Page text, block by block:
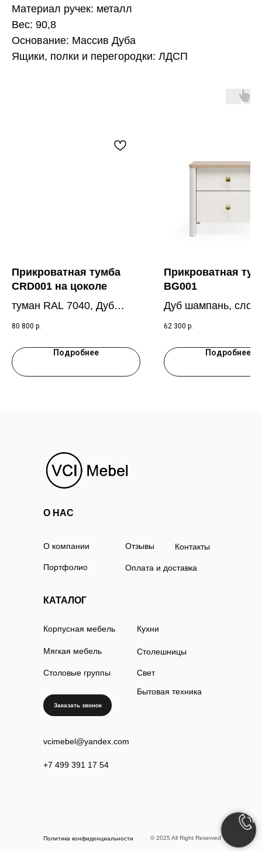
Материал ручек: металл
Вес: 90,8
Основание: Массив Дуба
Ящики, полки и перегородки: ЛДСП
Прикроватная тумба
CRD001 на цоколе
туман RAL 7040, Дуб
осветлённый
80 800 р.
Подробнее
Прикроватная
BG001
Дуб шампань,
кость RAL 9001
62 300 р.
Подробнее
О компании
О НАС
КАТАЛОГ
Портфолио
Контакты
Отзывы
Корпусная мебель
Оплата и доставка
Мягкая мебель
Столовые группы
vcimebel@yandex.com
+7 499 391 17 54
Кухни
Столешницы
Свет
Бытовая техника
Политика конфиденциальности © 2025 All Right Reserved
Заказать звонок